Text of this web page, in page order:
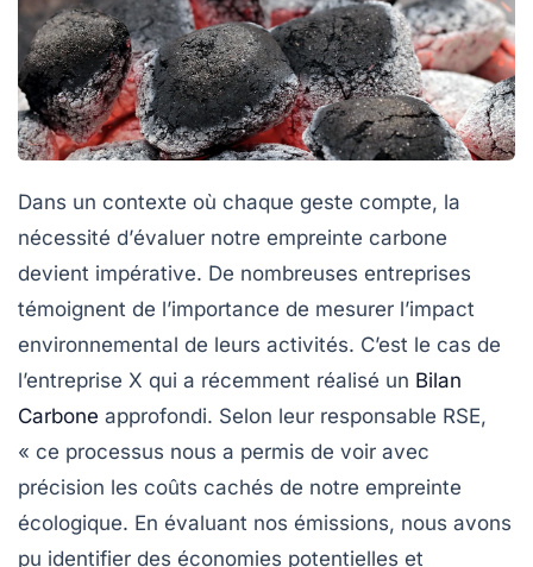
Dans un contexte où chaque geste compte, la
nécessité d’évaluer notre empreinte carbone
devient impérative. De nombreuses entreprises
témoignent de l’importance de mesurer l’impact
environnemental de leurs activités. C’est le cas de
l’entreprise X qui a récemment réalisé un Bilan
Carbone approfondi. Selon leur responsable RSE,
« ce processus nous a permis de voir avec
précision les coûts cachés de notre empreinte
écologique. En évaluant nos émissions, nous avons
pu identifier des économies potentielles et